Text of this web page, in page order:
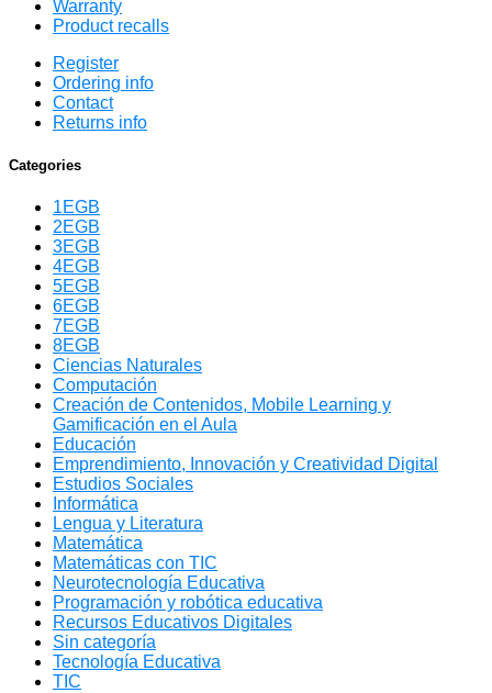
Warranty
Product recalls
Register
Ordering info
Contact
Returns info
Categories
1EGB
2EGB
3EGB
4EGB
5EGB
6EGB
7EGB
8EGB
Ciencias Naturales
Computación
Creación de Contenidos, Mobile Learning y
Gamificación en el Aula
Educación
Emprendimiento, Innovación y Creatividad Digital
Estudios Sociales
Informática
Lengua y Literatura
Matemática
Matemáticas con TIC
Neurotecnología Educativa
Programación y robótica educativa
Recursos Educativos Digitales
Sin categoría
Tecnología Educativa
TIC